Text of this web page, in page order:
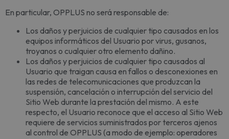
En particular, OPPLUS no será responsable de:
Los daños y perjuicios de cualquier tipo causados en los
equipos informáticos del Usuario por virus, gusanos,
troyanos o cualquier otro elemento dañino.
Los daños y perjuicios de cualquier tipo causados al
Usuario que traigan causa en fallos o desconexiones en
las redes de telecomunicaciones que produzcan la
suspensión, cancelación o interrupción del servicio del
Sitio Web durante la prestación del mismo. A este
respecto, el Usuario reconoce que el acceso al Sitio Web
requiere de servicios suministrados por terceros ajenos
al control de OPPLUS (a modo de ejemplo: operadores